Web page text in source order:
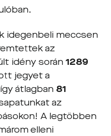
idegenbeli meccsen
az
idény során 1289
jegyet a
átlagban 81
az
A legtöbben
elleni